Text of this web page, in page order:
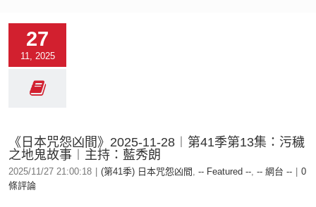
27
11, 2025
《日本咒怨凶間》2025-11-28︱第41季第13集：污穢
之地鬼故事︱主持：藍秀朗
2025/11/27 21:00:18 (第41季) 日本咒怨凶間 , -- Featured --, -- 網台 --
0
條評論